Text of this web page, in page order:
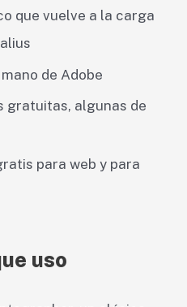
que vuelve a la carga
de Adobe
gratuitas, algunas de
para web y para
uso